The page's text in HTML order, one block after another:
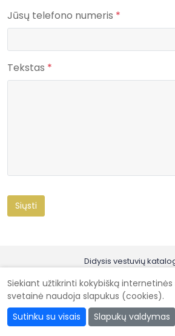
Jūsų telefono numeris *
Tekstas *
Didysis vestuvių
Siekiant užtikrinti kokybišką
svetainė naudoja slapukus (cookies).
Sutinku su visais
Slapukų valdymas